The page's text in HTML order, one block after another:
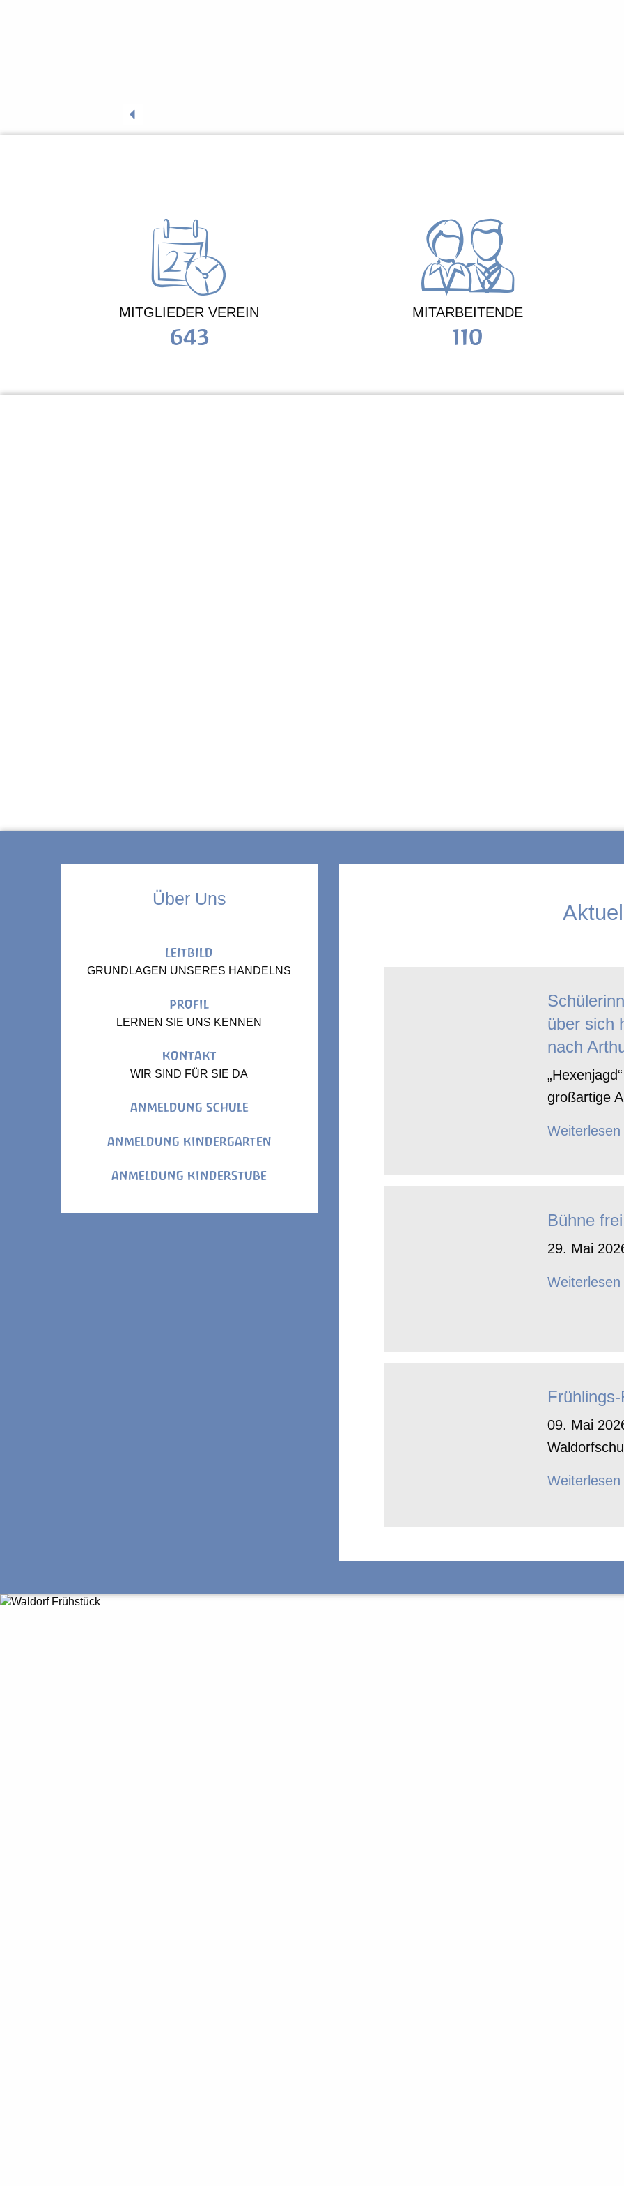
MITGLIEDER VEREIN
643
MITARBEITENDE
110
Über Uns
LEITBILD
GRUNDLAGEN UNSERES HANDELNS
PROFIL
LERNEN SIE UNS KENNEN
KONTAKT
WIR SIND FÜR SIE DA
ANMELDUNG SCHULE
ANMELDUNG KINDERGARTEN
ANMELDUNG KINDERSTUBE
über sich
nach
großartige
Weiterlesen
Bühne frei
29. Mai
Weiterlesen
09. Mai
Weiterlesen